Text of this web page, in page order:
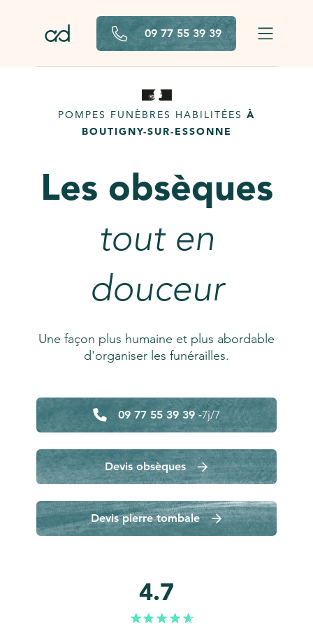
09 77 55 39 39
POMPES FUNÈBRES HABILITÉES À
BOUTIGNY-SUR-ESSONNE
Les obsèques
tout en
douceur
Une façon plus humaine et plus abordable
d'organiser les funérailles.
09 77 55 39 39 -7j/7
Devis obsèques
Devis pierre tombale
4.7